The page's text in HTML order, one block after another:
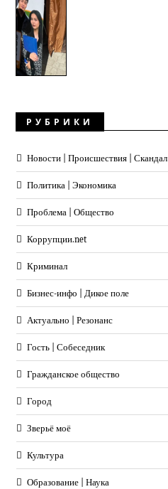
РУБРИКИ
Новости | Происшествия | Скандал
Политика | Экономика
Проблема | Общество
Коррупции.net
Криминал
Бизнес-инфо | Дикое поле
Актуально | Резонанс
Гость | Собеседник
Гражданское общество
Город
Зверьё моё
Культура
Образование | Наука